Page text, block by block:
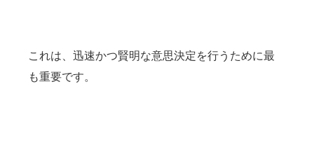
これは、迅速かつ賢明な意思決定を行うために最
も重要です。